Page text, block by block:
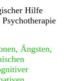
Hilfe
Ängsten,